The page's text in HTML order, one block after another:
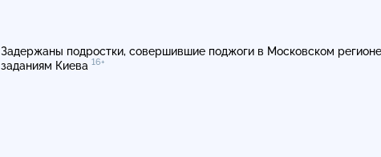
Задержаны подростки, совершившие поджоги в Московском
заданиям Киева 16+